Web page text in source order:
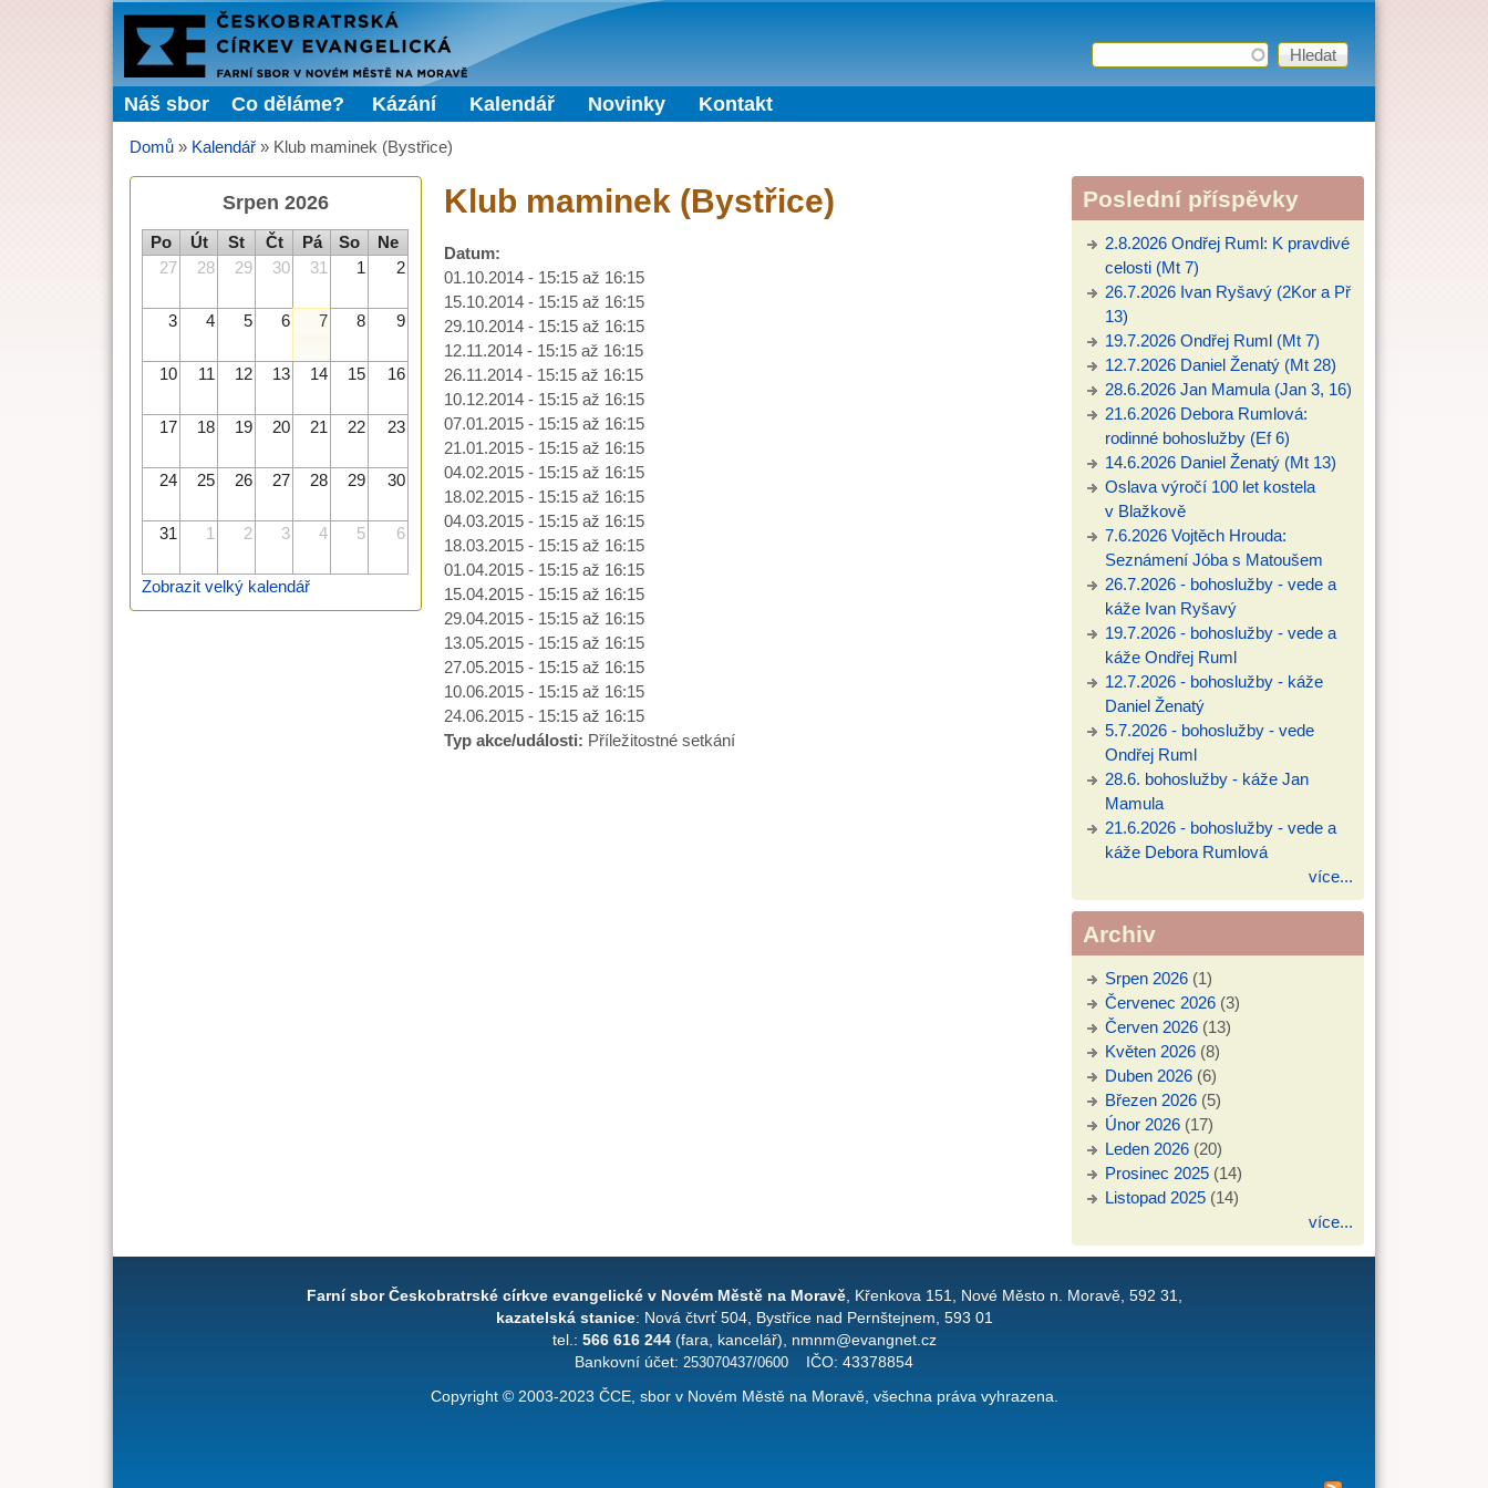
FARNÍ
SBOR
ČCE
Vyhledávání
Hledat
Hlavní menu
Náš sbor Co děláme? Kázání Kalendář Novinky Kontakt
Jste zde
Domů » Kalendář » Klub maminek (Bystřice)
Klub maminek (Bystřice)
Datum:
01.10.2014 - 15:15až 16:15
15.10.2014 - 15:15až 16:15
29.10.2014 - 15:15až 16:15
12.11.2014 - 15:15až 16:15
26.11.2014 - 15:15až 16:15
10.12.2014 - 15:15až 16:15
07.01.2015 - 15:15až 16:15
21.01.2015 - 15:15až 16:15
04.02.2015 - 15:15až 16:15
18.02.2015 - 15:15až 16:15
04.03.2015 - 15:15až 16:15
18.03.2015 - 15:15až 16:15
01.04.2015 - 15:15až 16:15
15.04.2015 - 15:15až 16:15
29.04.2015 - 15:15až 16:15
13.05.2015 - 15:15až 16:15
27.05.2015 - 15:15až 16:15
10.06.2015 - 15:15až 16:15
24.06.2015 - 15:15až 16:15
Typ akce/události: Příležitostné setkání
Srpen 2026
Po Út St Čt Pá So
Ne
27
28 29 30 31 1 2
3 4 5 6 7 8 9
10 11 12 13 14 15 16
17 18 19 20 21 22 23
24 25 26 27 28 29 30
31 1 2 3 4 5 6
Zobrazit velký kalendář
Poslední příspěvky
2.8.2026 Ondřej Ruml: K pravdivé
celosti (Mt 7)
26.7.2026 Ivan Ryšavý (2Kor a Př
13)
19.7.2026 Ondřej Ruml (Mt 7)
12.7.2026 Daniel Ženatý (Mt 28)
28.6.2026 Jan Mamula (Jan 3, 16)
21.6.2026 Debora Rumlová:
rodinné bohoslužby (Ef 6)
14.6.2026 Daniel Ženatý (Mt 13)
Oslava výročí 100 let kostela
v Blažkově
7.6.2026 Vojtěch Hrouda:
Seznámení Jóba s Matoušem
26.7.2026 - bohoslužby - vede a
káže Ivan Ryšavý
19.7.2026 - bohoslužby - vede a
káže Ondřej Ruml
12.7.2026 - bohoslužby - káže
Daniel Ženatý
5.7.2026 - bohoslužby - vede
Ondřej Ruml
28.6. bohoslužby - káže Jan
Mamula
21.6.2026 - bohoslužby - vede a
káže Debora Rumlová
více...
Archiv
Srpen 2026 (1)
Červenec 2026 (3)
Červen 2026 (13)
Květen 2026 (8)
Duben 2026 (6)
Březen 2026 (5)
Únor 2026 (17)
Leden 2026 (20)
Prosinec 2025 (14)
Listopad 2025 (14)
více...
Farní sbor Českobratrské církve evangelické v Novém Městě na Moravě, Křenkova 151, Nové Město n. Moravě, 592 31,
kazatelská stanice: Nová čtvrť 504, Bystřice nad Pernštejnem, 593 01
tel.: 566 616 244(fara, kancelář), nmnm@evangnet.cz
Bankovní účet: 253070437/0600 IČO: 43378854
Copyright © 2003-2023 ČCE, sbor v Novém Městě na Moravě, všechna práva vyhrazena.